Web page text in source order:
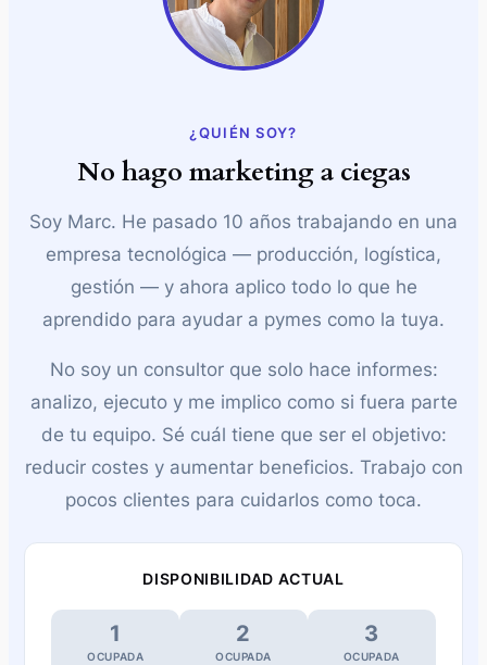
Saber más
Estrategia de Marca
Defino el posicionamiento, tono y personalidad
de tu marca para conectar con tu público.
Saber más
Gestión de Redes Sociales
Creo y gestiono el contenido de tus redes para
mantener tu marca activa y conectada.
¿QUIÉN SOY?
No hago marketing a ciegas
Soy Marc. He pasado 10 años trabajando en una
empresa tecnológica — producción, logística,
gestión — y ahora aplico todo lo que he
aprendido para ayudar a pymes como la tuya.
No soy un consultor que solo hace informes:
analizo, ejecuto y me implico como si fuera parte
de tu equipo. Sé cuál tiene que ser el objetivo:
reducir costes y aumentar beneficios. Trabajo con
pocos clientes para cuidarlos como toca.
DISPONIBILIDAD ACTUAL
1
OCUPADA
2
OCUPADA
3
OCUPADA